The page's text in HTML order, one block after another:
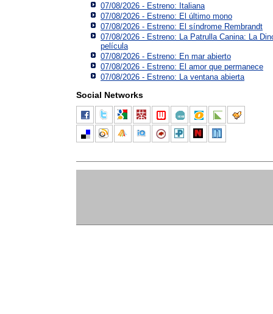
07/08/2026 - Estreno: Italiana
07/08/2026 - Estreno: El último mono
07/08/2026 - Estreno: El síndrome Rembrandt
07/08/2026 - Estreno: La Patrulla Canina: La
película
07/08/2026 - Estreno: En mar abierto
07/08/2026 - Estreno: El amor que permanece
07/08/2026 - Estreno: La ventana abierta
Social Networks